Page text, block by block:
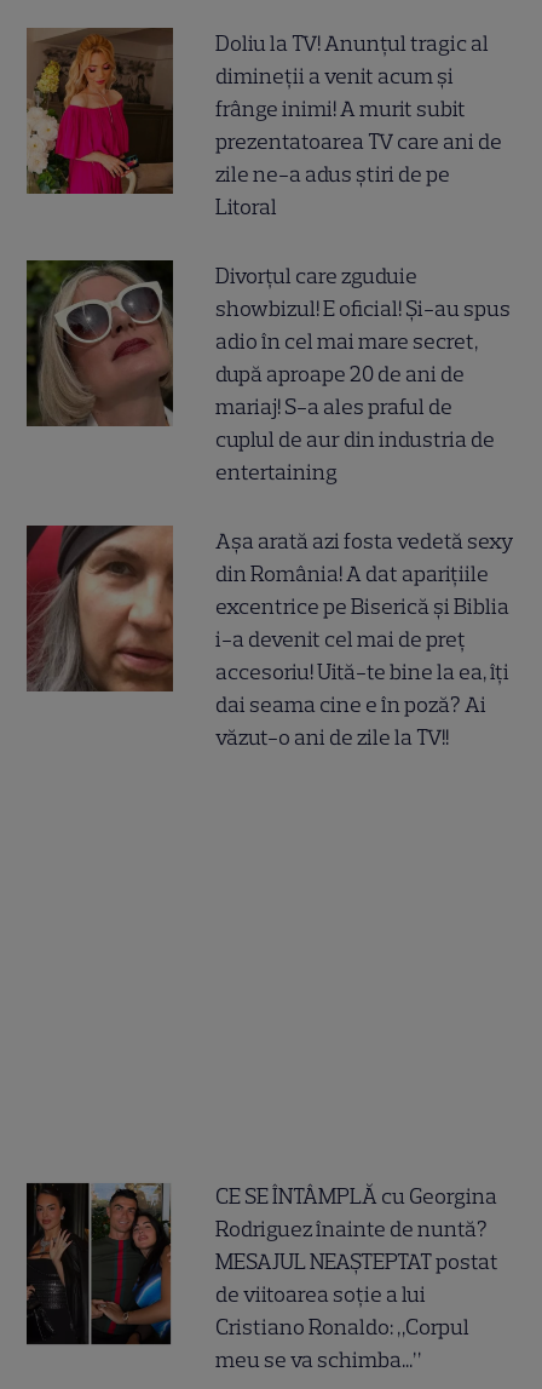
Doliu la TV! Anunțul tragic al
dimineții a venit acum și
frânge inimi! A murit subit
prezentatoarea TV care ani de
zile ne-a adus știri de pe
Litoral
Divorțul care zguduie
showbizul! E oficial! Și-au spus
adio în cel mai mare secret,
după aproape 20 de ani de
mariaj! S-a ales praful de
cuplul de aur din industria de
entertaining
Așa arată azi fosta vedetă sexy
din România! A dat aparițiile
excentrice pe Biserică și Biblia
i-a devenit cel mai de preț
accesoriu! Uită-te bine la ea, îți
dai seama cine e în poză? Ai
văzut-o ani de zile la TV!!
CE SE ÎNTÂMPLĂ cu Georgina
Rodriguez înainte de nuntă?
MESAJUL NEAȘTEPTAT postat
de viitoarea soție a lui
Cristiano Ronaldo: „Corpul
meu se va schimba...”